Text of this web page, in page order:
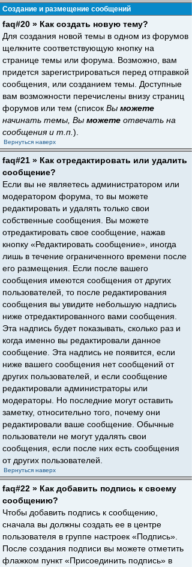
Создание и размещение сообщений
faq#20 » Как создать новую тему?
Для создания новой темы в одном из форумов
щелкните соответствующую кнопку на
странице темы или форума. Возможно, вам
придется зарегистрироваться перед отправкой
сообщения, или созданием темы. Доступные
вам возможности перечислены внизу страниц
форумов или тем (список Вы можете
начинать темы, Вы можете отвечать на
сообщения и т.п. ).
Вернуться наверх
faq#21 » Как отредактировать или удалить
сообщение?
Если вы не являетесь администратором или
модератором форума, то вы можете
редактировать и удалять только свои
собственные сообщения. Вы можете
отредактировать свое сообщение, нажав
кнопку «Редактировать сообщение», иногда
лишь в течение ограниченного времени после
его размещения. Если после вашего
сообщения имеются сообщения от других
пользователей, то после редактирования
сообщения вы увидите небольшую надпись
ниже отредактированного вами сообщения.
Эта надпись будет показывать, сколько раз и
когда именно вы редактировали данное
сообщение. Эта надпись не появится, если
ниже вашего сообщения нет сообщений от
других пользователей, и если сообщение
редактировали администраторы или
модераторы. Но последние могут оставить
заметку, относительно того, почему они
редактировали ваше сообщение. Обычные
пользователи не могут удалять свои
сообщения, если после них есть сообщения
от других пользователей.
Вернуться наверх
faq#22 » Как добавить подпись к своему
сообщению?
Чтобы добавить подпись к сообщению,
сначала вы должны создать ее в центре
пользователя в группе настроек «Подпись».
После создания подписи вы можете отметить
флажком пункт «Присоединить подпись» в